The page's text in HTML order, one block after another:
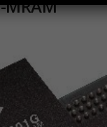
MRAM